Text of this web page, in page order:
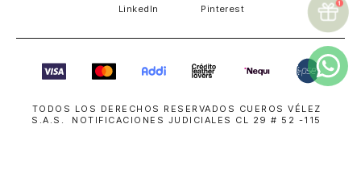
LinkedIn Pinterest
TODOS LOS DERECHOS RESERVADOS CUEROS VÉLEZ
S.A.S. NOTIFICACIONES JUDICIALES CL 29 # 52 -115